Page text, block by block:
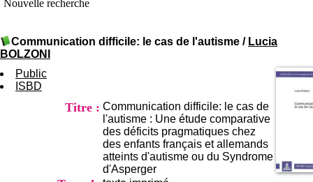
Centre Hospitalier le Vinatier
bât 211
69678 Bron Cedex
9h00-12h00 13h30-16h00
Contact
Tél:+33(0)4 37 91 54 65
Fax:+33(0)4 37 91 54 37
Nouvelle recherche
Communication difficile: le cas de l'autisme / Lucia
BOLZONI
Public
ISBD
Titre : Communication difficile: le cas de
l'autisme : Une étude comparative
des déficits pragmatiques chez
des enfants français et allemands
atteints d'autisme ou du Syndrome
d'Asperger
n
f
t
i
o
n
e
t